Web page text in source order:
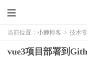
当前位置： 小狮博客 > 技术
vue3项目部署到